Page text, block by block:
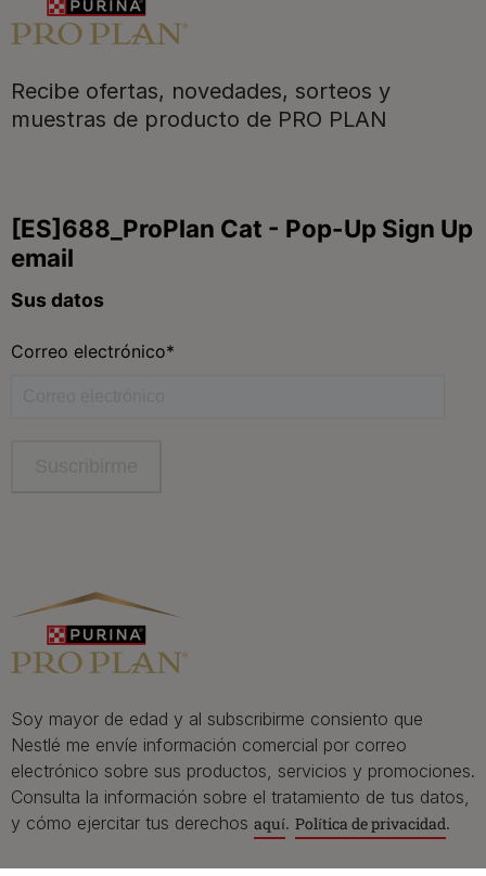
Recibe ofertas, novedades, sorteos y
muestras de producto de PRO PLAN
Soy mayor de edad y al subscribirme consiento que
Nestlé me envíe información comercial por correo
electrónico sobre sus productos, servicios y promociones.
Consulta la información sobre el tratamiento de tus datos,
y cómo ejercitar tus derechos aquí. Política de privacidad.
Purina
Para nuestros socios
Síguenos
Aviso Legal Política General de Privacidad
Gestión de Derechos